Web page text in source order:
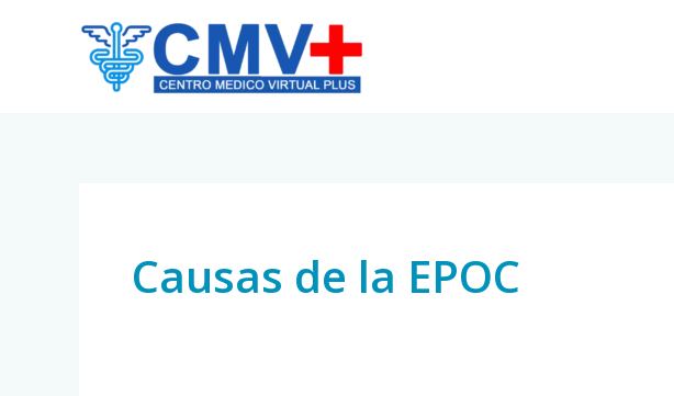
Causas de la EPOC